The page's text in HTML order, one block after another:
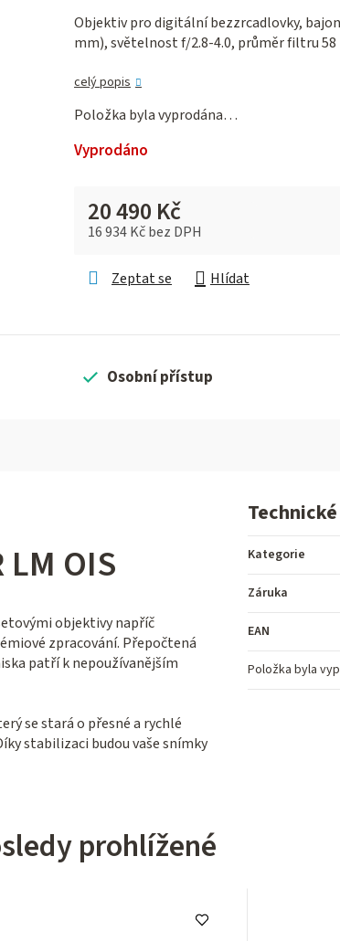
je
0,0
hvězdiček.
Objektiv pro digitální bezzrcadlovky,
mm), světelnost f/2.8-4.0, průměr filtru
celý popis
Položka byla vyprodána…
Vyprodáno
20 490 Kč
16 934 Kč bez DPH
Zeptat se
Hlídat
Osobní přístup
OIS
objektivy napříč
zpracování. Přepočtená
patří k nepoužívanějším
se stará o přesné a rychlé
stabilizaci budou vaše snímky
Kategorie
Záruka
EAN
Položka byla
prohlížené